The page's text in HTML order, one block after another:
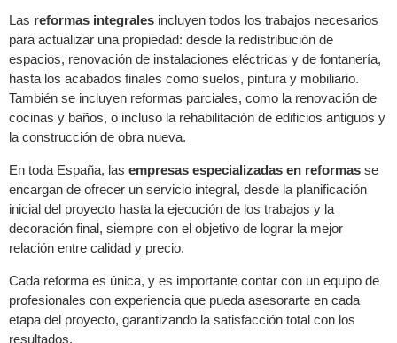
Las reformas integrales incluyen todos los trabajos necesarios
para actualizar una propiedad: desde la redistribución de
espacios, renovación de instalaciones eléctricas y de fontanería,
hasta los acabados finales como suelos, pintura y mobiliario.
También se incluyen reformas parciales, como la renovación de
cocinas y baños, o incluso la rehabilitación de edificios antiguos y
la construcción de obra nueva.
En toda España, las empresas especializadas en reformas se
encargan de ofrecer un servicio integral, desde la planificación
inicial del proyecto hasta la ejecución de los trabajos y la
decoración final, siempre con el objetivo de lograr la mejor
relación entre calidad y precio.
Cada reforma es única, y es importante contar con un equipo de
profesionales con experiencia que pueda asesorarte en cada
etapa del proyecto, garantizando la satisfacción total con los
resultados.